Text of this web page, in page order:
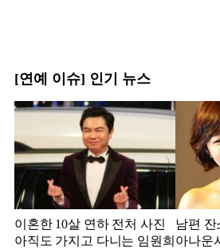
[연예 이슈] 인기 뉴스
이혼한 10살 연하 전처 사진
아직도 가지고 다니는 임원희
남편 잔
아나운